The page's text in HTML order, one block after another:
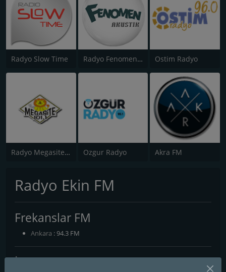
Radyo Slow Time Radyo Fenomen Akustik Ostim Radyo
Radyo Megasite 101.1 FM Ozgur Radyo Akra FM
Radyo Ekin FM
Frekanslar FM
Ankara : 94.3 FM
İletişim Bilgileri